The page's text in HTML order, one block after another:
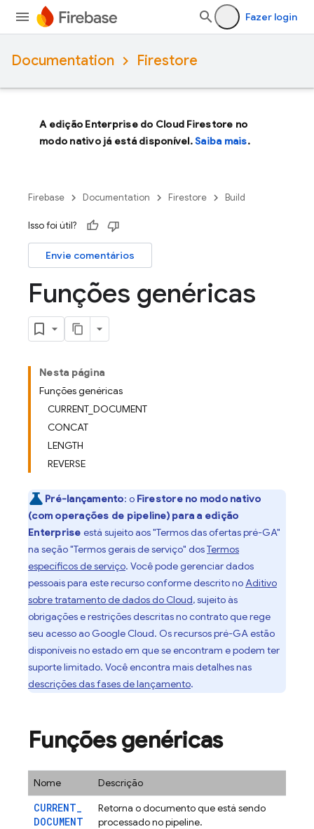
Fazer login
Documentation Firestore
A edição Enterprise do Cloud Firestore no
modo nativo já está disponível.Saiba mais.
Firebase Documentation Firestore Build
Isso foi útil?
Envie comentários
Funções genéricas
Nesta página
Funções genéricas
CURRENT_DOCUMENT
CONCAT
LENGTH
REVERSE
Pré-lançamento: o Firestore no modo nativo
(com operações de pipeline) para a edição
Enterprise está sujeito aos "Termos das ofertas pré-GA"
na seção "Termos gerais de serviço" dosTermos
específicos de serviço. Você pode gerenciar dados
pessoais para este recurso conforme descrito noAditivo
sobre tratamento de dados do Cloud, sujeito às
obrigações e restrições descritas no contrato que rege
seu acesso ao Google Cloud. Os recursos pré-GA estão
disponíveis no estado em que se encontram e podem ter
suporte limitado. Você encontra mais detalhes nas
descrições das fases de lançamento.
Funções genéricas
Nome Descrição
CURRENT_
DOCUMENT
Retorna o documento que está sendo
processado no pipeline.